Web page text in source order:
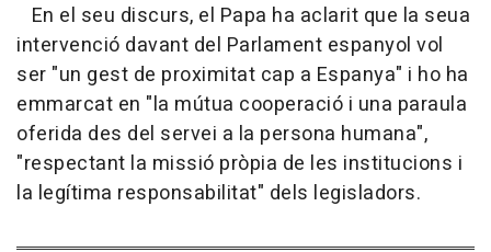
En el seu discurs, el Papa ha aclarit que la seua
intervenció davant del Parlament espanyol vol
ser "un gest de proximitat cap a Espanya" i ho ha
emmarcat en "la mútua cooperació i una paraula
oferida des del servei a la persona humana",
"respectant la missió pròpia de les institucions i
la legítima responsabilitat" dels legisladors.